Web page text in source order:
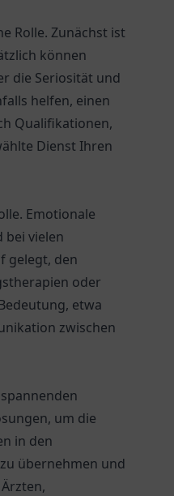
Rolle. Zunächst ist
können
die Seriosität und
helfen, einen
Qualifikationen,
Dienst Ihren
Emotionale
bei vielen
gelegt, den
oder
etwa
zwischen
um die
in den
übernehmen und